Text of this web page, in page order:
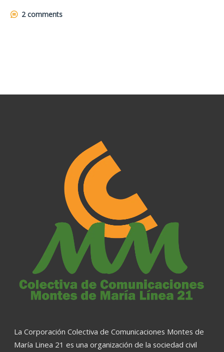
2 comments
La Corporación Colectiva de Comunicaciones Montes de
María Linea 21 es una organización de la sociedad civil